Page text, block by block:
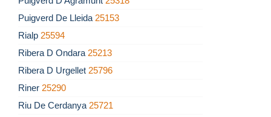
Puigverd De Lleida 25153
Rialp 25594
Ribera D Ondara 25213
Ribera D Urgellet 25796
Riner 25290
Riu De Cerdanya 25721